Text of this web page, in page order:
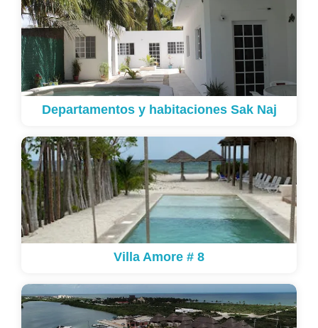
Departamentos y habitaciones Sak Naj
Villa Amore # 8